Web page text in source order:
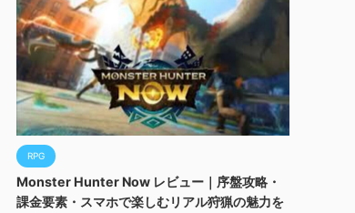
RPG
Monster Hunter Now レビュー｜序盤攻略・
課金要素・スマホで楽しむリアル狩猟の魅力を